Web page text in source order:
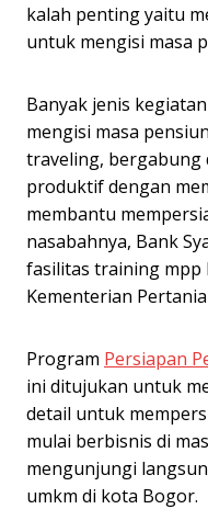
kalah penting yaitu
untuk mengisi masa
Banyak jenis
mengisi masa
traveling, bergabung
produktif dengan
membantu
nasabahnya, Bank
fasilitas training mpp
Kementerian
Program Persiapan
ini ditujukan untuk
detail untuk
mulai berbisnis di
mengunjungi
umkm di kota Bogor.